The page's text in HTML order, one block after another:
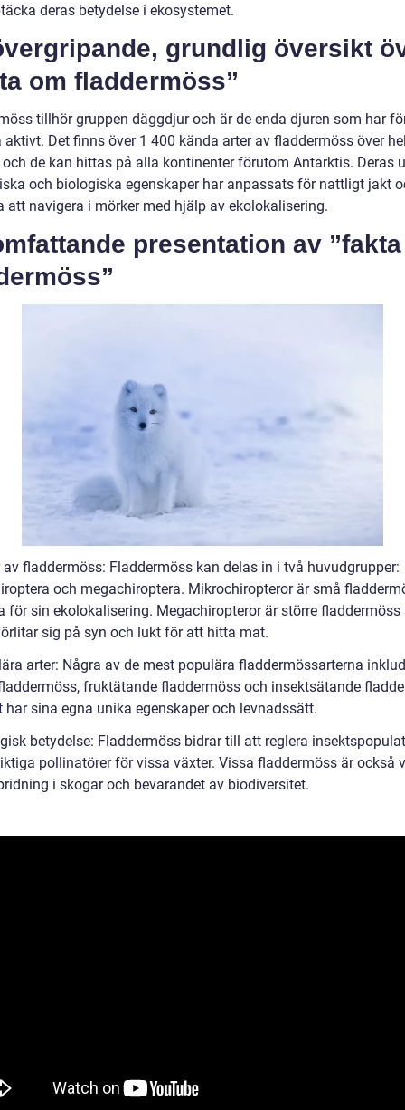
deras betydelse i ekosystemet.
grundlig översikt
om fladdermöss”
tillhör gruppen däggdjur och är de enda djuren som har
Det finns över 1 400 kända arter av fladdermöss över
och de kan hittas på alla kontinenter förutom Antarktis. Deras
och biologiska egenskaper har anpassats för nattligt jakt
att navigera i mörker med hjälp av ekolokalisering.
presentation av
av fladdermöss: Fladdermöss kan delas in i två huvudgrupper:
och megachiroptera. Mikrochiropteror är små
för sin ekolokalisering. Megachiropteror är större fladdermöss
sig på syn och lukt för att hitta mat.
arter: Några av de mest populära fladdermössarterna
fruktätande fladdermöss och insektsätande
har sina egna unika egenskaper och levnadssätt.
betydelse: Fladdermöss bidrar till att reglera
pollinatörer för vissa växter. Vissa fladdermöss är också
i skogar och bevarandet av biodiversitet.